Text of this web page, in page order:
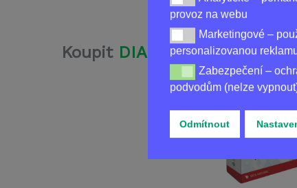
provoz na webu
Marketingové – používají
Marketingové –
personalizovanou
Zabezpečení – ochrana
Zabezpečení –
podvodům (nelze
Odmítnout
Koupit DIAFORMRX